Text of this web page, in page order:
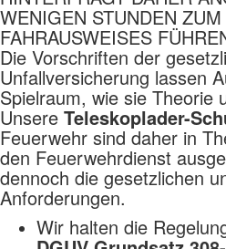
WENIGEN STUNDEN
FAHRAUSWEISES
Die Vorschriften der
Unfallversicherung lassen
Spielraum, wie sie Theorie
Unsere Teleskoplader-
Feuerwehr sind daher in
den Feuerwehrdienst
dennoch die gesetzlichen
Anforderungen.
Wir halten die